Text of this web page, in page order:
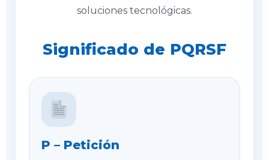
soluciones tecnológicas.
Significado de PQRSF
P – Petición